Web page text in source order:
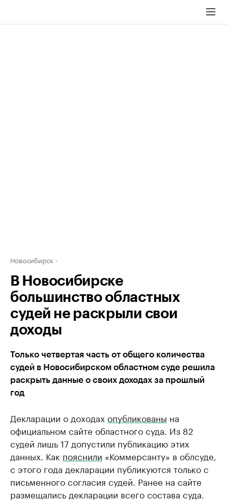
Новосибирск
В Новосибирске
большинство областных
судей не раскрыли свои
доходы
Только четвертая часть от общего количества
судей в Новосибирском областном суде решила
раскрыть данные о своих доходах за прошлый
год
Декларации о доходах опубликованы на
официальном сайте областного суда. Из 82
судей лишь 17 допустили публикацию этих
данных. Как пояснили «Коммерсанту» в облсуде,
с этого года декларации публикуются только с
письменного согласия судей. Ранее на сайте
размещались декларации всего состава суда.